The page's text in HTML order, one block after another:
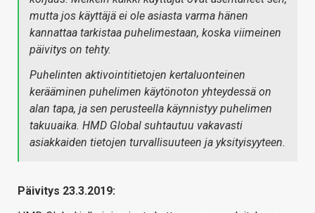
mutta jos käyttäjä ei ole asiasta varma hänen
kannattaa tarkistaa puhelimestaan, koska viimeinen
päivitys on tehty.
Puhelinten aktivointitietojen kertaluonteinen
kerääminen puhelimen käytönoton yhteydessä on
alan tapa, ja sen perusteella käynnistyy puhelimen
takuuaika. HMD Global suhtautuu vakavasti
asiakkaiden tietojen turvallisuuteen ja yksityisyyteen.
Päivitys 23.3.2019: